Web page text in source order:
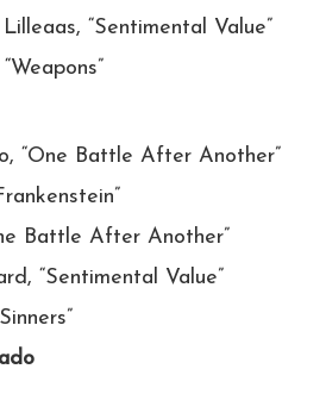
“Sentimental Value”
“One Battle After Another”
Battle After Another”
“Sentimental Value”